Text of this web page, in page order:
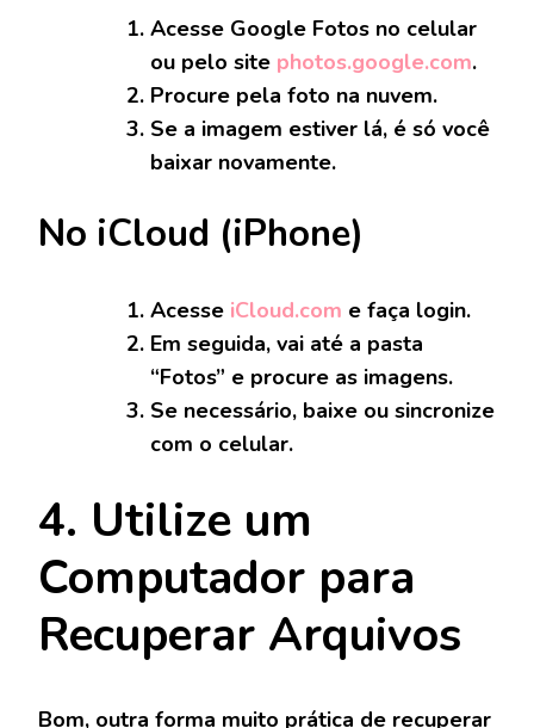
Acesse Google Fotos no celular
ou pelo site photos.google.com.
Procure pela foto na nuvem.
Se a imagem estiver lá, é só você
baixar novamente.
No iCloud (iPhone)
Acesse iCloud.com e faça login.
Em seguida, vai até a pasta
“Fotos” e procure as imagens.
Se necessário, baixe ou sincronize
com o celular.
4. Utilize um
Computador para
Recuperar Arquivos
Bom, outra forma muito prática de recuperar